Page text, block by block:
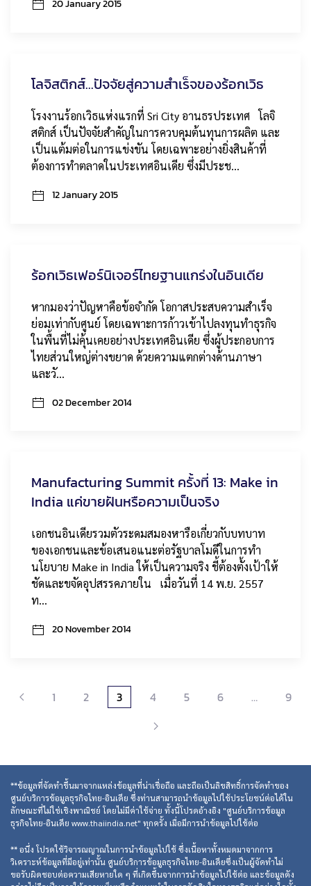
20 January 2015
โลจิสติกส์...ปัจจัยสู่ความสำเร็จของร้อกเวิธ
โรงงานร้อกเวิธแห่งแรกที่ Sri City อานธรประเทศ โลจิ
สติกส์ เป็นปัจจัยสำคัญในการควบคุมต้นทุนการผลิต และ
เป็นแต้มต่อในการแข่งขัน โดยเฉพาะอย่างยิ่งสินค้าที่
ต้องการทำตลาดในประเทศอินเดีย ซึ่งมีประช…
12 January 2015
ร้อกเวิธเฟอร์นิเจอร์ไทยฐานแกร่งในอินเดีย
หากมองว่าปัญหาคือข้อจำกัด โอกาสประสบความสำเร็จ
ย่อมเท่ากับศูนย์ โดยเฉพาะการก้าวเข้าไปลงทุนทำธุรกิจ
ในพื้นที่ไม่คุ้นเคยอย่างประเทศอินเดีย ซึ่งผู้ประกอบการ
ไทยส่วนใหญ่ต่างขยาด ด้วยความแตกต่างด้านภาษา
และวั…
02 December 2014
Manufacturing Summit ครั้งที่ 13: Make in
India แค่ขายฝันหรือความเป็นจริง
เอกชนอินเดียรวมตัวระดมสมองหารือเกี่ยวกับบทบาท
ของเอกชนและข้อเสนอแนะต่อรัฐบาลโมดีในการทำ
นโยบาย Make in India ให้เป็นความจริง ชี้ต้องตั้งเป้าให้
ชัดและขจัดอุปสรรคภายใน เมื่อวันที่ 14 พ.ย. 2557
ท…
20 November 2014
1 2 3 4 5 6 … 9
**ข้อมูลที่จัดทำขึ้นมาจากแหล่งข้อมูลที่น่าเชื่อถือ และถือเป็นลิขสิทธิ์การจัดทำของ
ศูนย์บริการข้อมูลธุรกิจไทย-อินเดีย ซึ่งท่านสามารถนำข้อมูลไปใช้ประโยชน์ต่อได้ใน
ลักษณะที่ไม่ใช่เชิงพาณิชย์ โดยไม่มีค่าใช้จ่าย ทั้งนี้โปรดอ้างอิง "ศูนย์บริการข้อมูล
ธุรกิจไทย-อินเดีย www.thaiindia.net" ทุกครั้ง เมื่อมีการนำข้อมูลไปใช้ต่อ
** อนึ่ง โปรดใช้วิจารณญาณในการนำข้อมูลไปใช้ ซึ่งเนื้อหาทั้งหมดมาจากการ
วิเคราะห์ข้อมูลที่มีอยู่เท่านั้น ศูนย์บริการข้อมูลธุรกิจไทย-อินเดียซึ่งเป็นผู้จัดทำไม่
ขอรับผิดชอบต่อความเสียหายใด ๆ ที่เกิดขึ้นจากการนำข้อมูลไปใช้ต่อ และข้อมูลดัง